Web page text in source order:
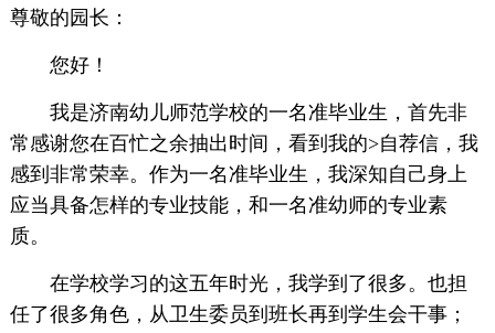
尊敬的园长：
您好！
我是济南幼儿师范学校的一名准毕业生，首先非
常感谢您在百忙之余抽出时间，看到我的>自荐信，我
感到非常荣幸。作为一名准毕业生，我深知自己身上
应当具备怎样的专业技能，和一名准幼师的专业素
质。
在学校学习的这五年时光，我学到了很多。也担
任了很多角色，从卫生委员到班长再到学生会干事；